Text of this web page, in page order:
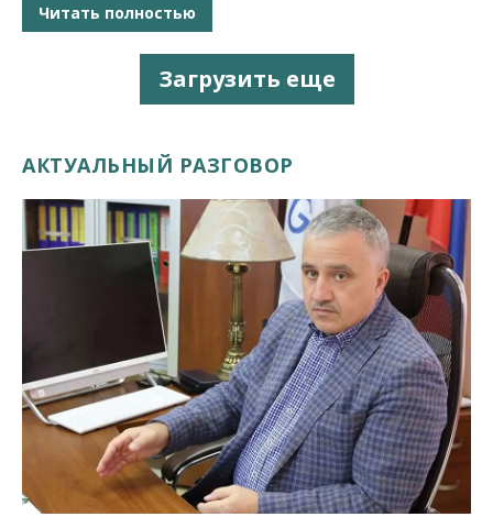
Читать полностью
Загрузить еще
АКТУАЛЬНЫЙ РАЗГОВОР